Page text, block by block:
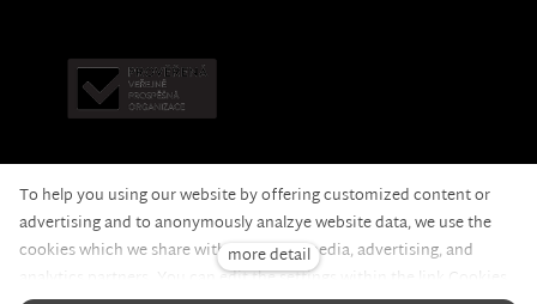
Nadační fond pomoci© 2020 — the web is running on
To help you using our website by offering customized content or
advertising and to anonymously analzye website data, we use the
cookies which we share with our social media, advertising, and
analytics partners. You can edit the settings within the link Cookies
more detail